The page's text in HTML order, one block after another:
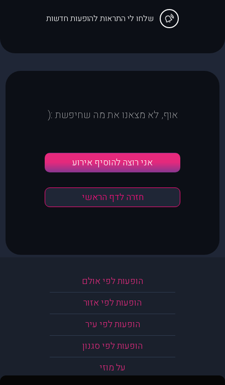
שלחו לי התראות להופעות חדשות
אוף, לא מצאנו את מה שחיפשת :(
אני רוצה להוסיף אירוע
חזרה לדף הראשי
הופעות לפי אולם
הופעות לפי אזור
הופעות לפי עיר
הופעות לפי סגנון
על מוזי